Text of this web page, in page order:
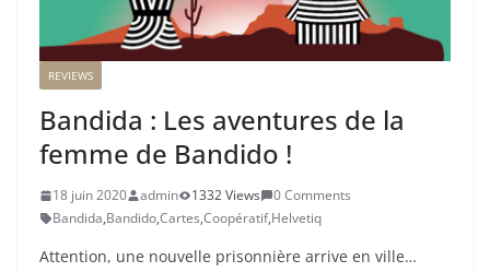
REVIEWS
Bandida : Les aventures de la
femme de Bandido !
18 juin 2020 admin 1332 Views
0 Comments
Bandida,Bandido,Cartes,Coopératif,Helvetiq
Attention, une nouvelle prisonnière arrive en ville…